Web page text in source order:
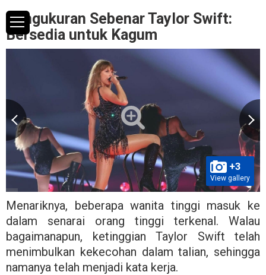
Pengukuran Sebenar Taylor Swift:
Bersedia untuk Kagum
+3
View gallery
Menariknya, beberapa wanita tinggi masuk ke
dalam senarai orang tinggi terkenal. Walau
bagaimanapun, ketinggian Taylor Swift telah
menimbulkan kekecohan dalam talian, sehingga
namanya telah menjadi kata kerja.